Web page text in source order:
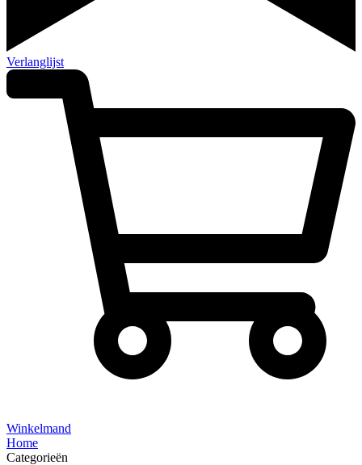
Verlanglijst
Winkelmand
Home
Categorieën